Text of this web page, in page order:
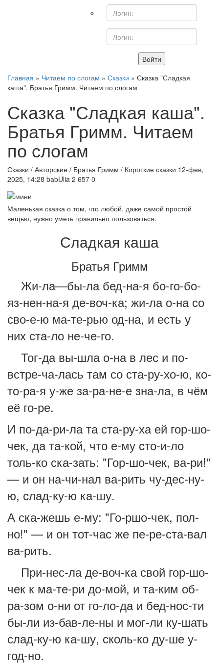
Войти
Главная » Читаем по слогам » Сказки » Сказка "Сладкая
каша". Братья Гримм. Читаем по слогам
Сказка "Сладкая каша".
Братья Гримм. Читаем
по слогам
Сказки / Авторские / Братья Гримм / Короткие сказки 12-фев,
2025, 14:28 babUlia 2 657 0
Маленькая сказка о том, что любой, даже самой простой
вещью, нужно уметь правильно пользоваться.
Сладкая каша
Братья Гримм
Жи-ла—бы-ла бед-на-я бо-го-бо-
яз-нен-на-я де-воч-ка; жи-ла о-на со
сво-е-ю ма-те-рью од-на, и есть у
них ста-ло не-че-го.
Тог-да вы-шла о-на в лес и по-
встре-ча-лась там со ста-ру-хо-ю, ко-
то-ра-я у-же за-ра-не-е зна-ла, в чём
её го-ре.
И по-да-ри-ла та ста-ру-ха ей гор-шо-
чек, да та-кой, что е-му сто-и-ло
толь-ко ска-зать: "Гор-шо-чек, ва-ри!"
— и он на-чи-нал ва-рить чу-дес-ну-
ю, слад-ку-ю ка-шу.
А ска-жешь е-му: "Го-ршо-чек, пол-
но!" — и он тот-час же пе-ре-ста-вал
ва-рить.
При-нес-ла де-воч-ка свой гор-шо-
чек к ма-те-ри до-мой, и та-ким об-
ра-зом о-ни от го-ло-да и бед-нос-ти
бы-ли из-бав-ле-ны и мог-ли ку-шать
слад-ку-ю ка-шу, сколь-ко ду-ше у-
год-но.